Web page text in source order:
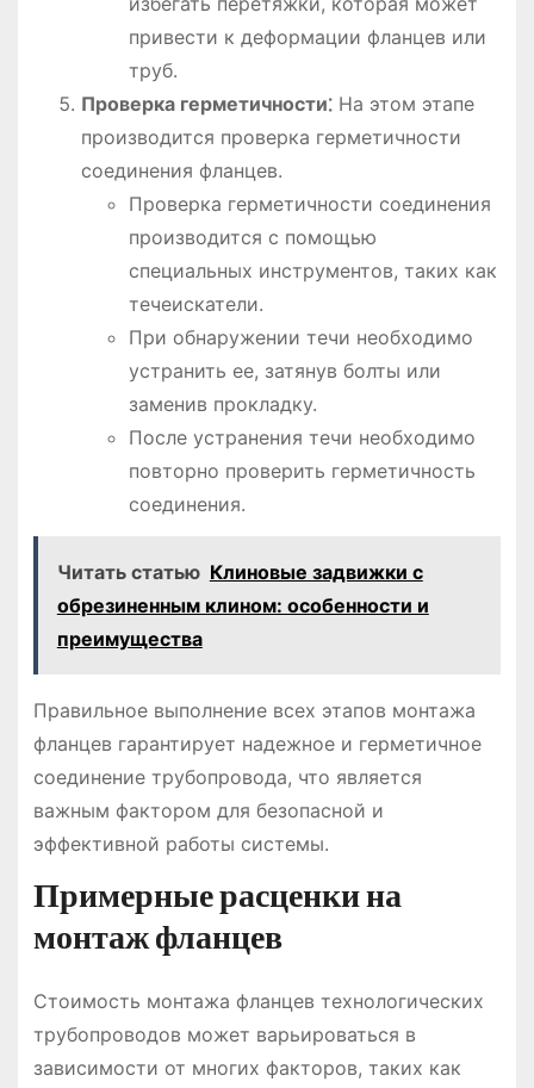
привести к деформации фланцев или
труб.
Проверка герметичности⁚На этом этапе
производится проверка герметичности
соединения фланцев.
Проверка герметичности соединения
производится с помощью
специальных инструментов, таких как
течеискатели.
При обнаружении течи необходимо
устранить ее, затянув болты или
заменив прокладку.
После устранения течи необходимо
повторно проверить герметичность
соединения.
Читать статью Клиновые задвижки с
обрезиненным клином: особенности и
преимущества
Правильное выполнение всех этапов монтажа
фланцев гарантирует надежное и герметичное
соединение трубопровода, что является
важным фактором для безопасной и
эффективной работы системы.
Примерные расценки на
монтаж фланцев
Стоимость монтажа фланцев технологических
трубопроводов может варьироваться в
зависимости от многих факторов, таких как